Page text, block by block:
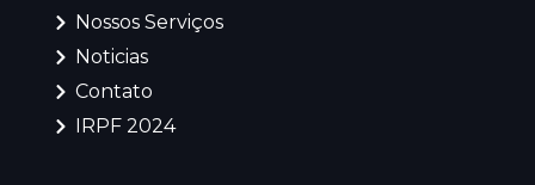
Nossos Serviços
Noticias
Contato
IRPF 2024